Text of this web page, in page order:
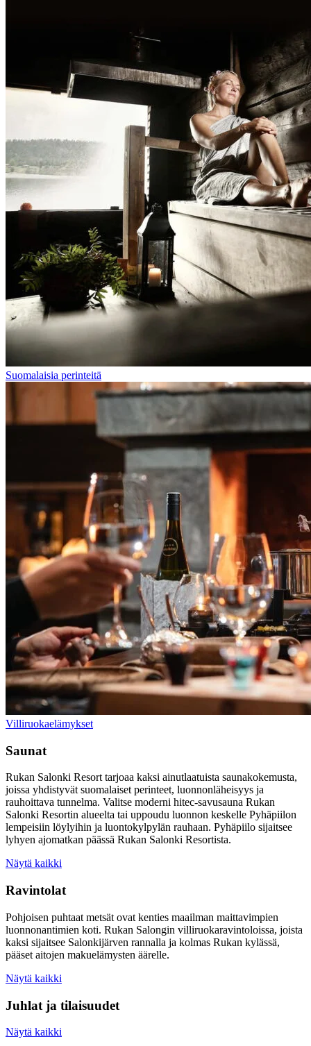
Suomalaisia perinteitä
Villiruokaelämykset
Saunat
Rukan Salonki Resort tarjoaa kaksi ainutlaatuista saunakokemusta,
joissa yhdistyvät suomalaiset perinteet, luonnonläheisyys ja
rauhoittava tunnelma. Valitse moderni hitec-savusauna Rukan
Salonki Resortin alueelta tai uppoudu luonnon keskelle Pyhäpiilon
lempeisiin löylyihin ja luontokylpylän rauhaan. Pyhäpiilo sijaitsee
lyhyen ajomatkan päässä Rukan Salonki Resortista.
Näytä kaikki
Ravintolat
Pohjoisen puhtaat metsät ovat kenties maailman maittavimpien
luonnonantimien koti. Rukan Salongin villiruokaravintoloissa, joista
kaksi sijaitsee Salonkijärven rannalla ja kolmas Rukan kylässä,
pääset aitojen makuelämysten äärelle.
Näytä kaikki
Juhlat ja tilaisuudet
Näytä kaikki